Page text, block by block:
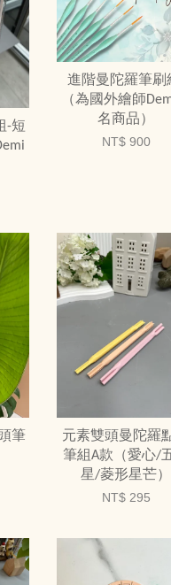
-短
進階曼陀羅筆刷
（為國外繪師
名商品）
NT$ 900
筆
元素雙頭曼陀羅
筆組A款（愛心/
星/菱形星芒）
NT$ 295